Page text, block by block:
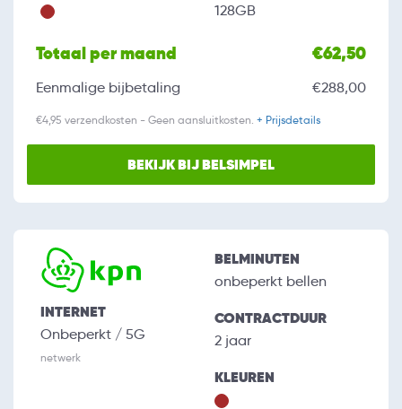
128GB
Totaal per maand €62,50
Eenmalige bijbetaling €288,00
€4,95 verzendkosten - Geen aansluitkosten. + Prijsdetails
BEKIJK BIJ BELSIMPEL
INTERNET
Onbeperkt / 5G
netwerk
BELMINUTEN
onbeperkt bellen
CONTRACTDUUR
2 jaar
KLEUREN